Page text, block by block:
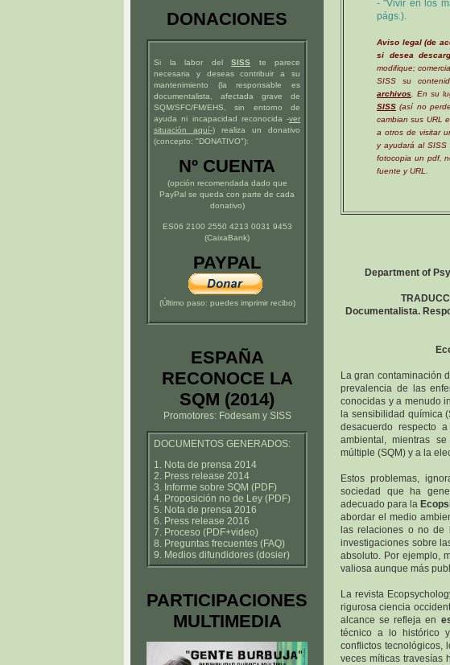
- "Vivir en los
págs.).
Aviso legal (de
si desea
modifique;
SISS su
archivos . En su
SISS (así no
cambian sus URL
a otros de visitar
y ayudará al SISS
fotocopia un pdf,
fuente y URL.
Department of
Documentalista.
La gran contaminación
prevalencia de las
conocidas y a menudo
la sensibilidad química
desacuerdo respecto
ambiental, mientras
múltiple (SQM) y a la
Estos problemas,
sociedad que ha
adecuado para la
abordar el medio
las relaciones o no de
investigaciones sobre
absoluto. Por ejemplo,
valiosa aunque más
La revista
rigurosa ciencia
alcance se refleja en
técnico a lo histórico
conflictos tecnológicos,
veces míticas travesías
DONACIONES
Si la labor del SISS te parece
necesaria y deseas contribuir a su
mantenimiento (la responsable es
documentalista, afectada grave de
SQM/SFC/FM/EHS, sin entorno de
ayuda ni incapacidad reconocida -ver
situación aquí-) realiza un donativo
(concepto: "DONATIVO"):
Nº CUENTA
(opción recomendada dado que
PayPal se queda con parte de cada
donativo)
ES06 2100 2550 4213 0031 9453
(CaixaBank)
PAYPAL
(Último paso: puedes imprimir recibo)
ESPAÑA
RECONOCE LA
SQM (2014)
Promotores: Fodesam y SISS
DOCUMENTOS GENERADOS:
1. Nota de prensa 2014
2. Press release 2014
3. Informe sobre SQM (PDF)
4. Proposición no de Ley (PDF)
5. Nota de prensa 2016
6. Press release 2016
7. Proceso (PDF+video)
8. Preguntas frecuentes (FAQ)
9. Medios difundidores (dosier)
PARTICIPACIONES
MULTIMEDIA